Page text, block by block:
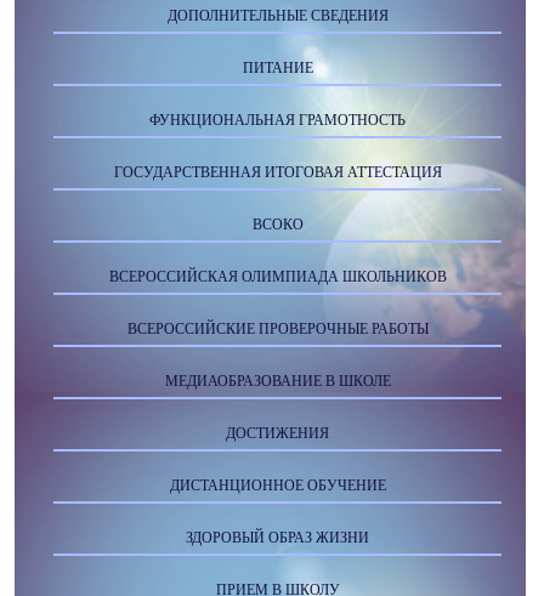
ДОПОЛНИТЕЛЬНЫЕ СВЕДЕНИЯ
ПИТАНИЕ
ФУНКЦИОНАЛЬНАЯ ГРАМОТНОСТЬ
ГОСУДАРСТВЕННАЯ ИТОГОВАЯ АТТЕСТАЦИЯ
ВСОКО
ВСЕРОССИЙСКАЯ ОЛИМПИАДА ШКОЛЬНИКОВ
ВСЕРОССИЙСКИЕ ПРОВЕРОЧНЫЕ РАБОТЫ
МЕДИАОБРАЗОВАНИЕ В ШКОЛЕ
ДОСТИЖЕНИЯ
ДИСТАНЦИОННОЕ ОБУЧЕНИЕ
ЗДОРОВЫЙ ОБРАЗ ЖИЗНИ
ПРИЕМ В ШКОЛУ